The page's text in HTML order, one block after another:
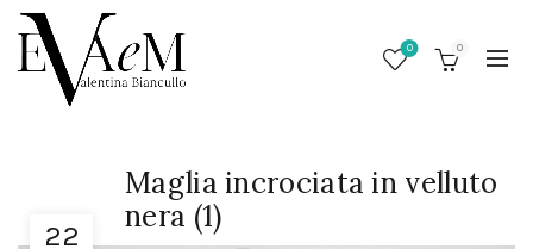
0 0
22
Maglia incrociata in velluto
nera (1)